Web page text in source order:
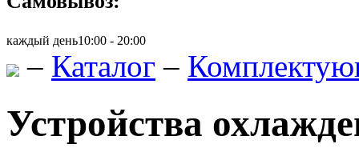
каждый день10:00 - 20:00
– Каталог –
Устройства